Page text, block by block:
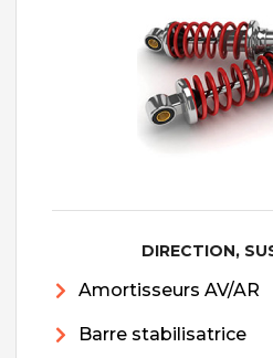
DIRECTION,
Amortisseurs AV/AR
Barre stabilisatrice